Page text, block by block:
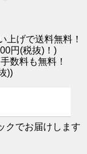
上げで送料無料！
円(税抜)！)
数料も無料！
))
クでお届けします